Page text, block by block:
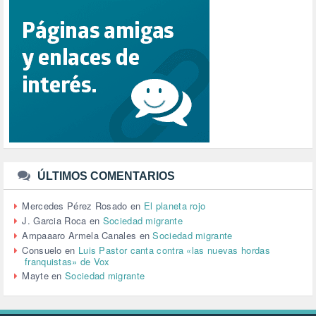
RELIGIÓN (114)
REPUBLICA (1)
SALUD (108)
SENSIBILIZACIÓN (576)
SINDICATOS (12)
TTIP (6)
URBANISMO (1)
URBANIZACIÓN (1)
VEJEZ (1)
VENEZUELA (3)
VENEZULA (1)
VIAJES (1)
VIOLENCIA (2)
VIOLENCIA DE GÉNERO (223)
VIVIENDA (9)
VOLODIMIR ZELENSKY (1)
ÚLTIMOS COMENTARIOS
Mercedes Pérez Rosado en El planeta rojo
J. Garcia Roca en Sociedad migrante
Ampaaaro Armela Canales enSociedad migrante
Consuelo en Luis Pastor canta contra «las nuevas hordas
franquistas» de Vox
MayteenSociedad migrante